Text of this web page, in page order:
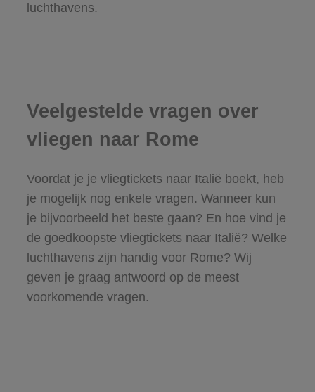
luchthavens.
Veelgestelde vragen over
vliegen naar Rome
Voordat je je vliegtickets naar Italië boekt, heb
je mogelijk nog enkele vragen. Wanneer kun
je bijvoorbeeld het beste gaan? En hoe vind je
de goedkoopste vliegtickets naar Italië? Welke
luchthavens zijn handig voor Rome? Wij
geven je graag antwoord op de meest
voorkomende vragen.